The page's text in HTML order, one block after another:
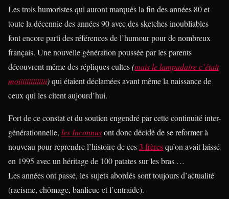
Les trois humoristes qui auront marqués la fin des années 80 et
toute la décennie des années 90 avec des sketches inoubliables
font encore parti des références de l’humour pour de nombreux
français. Une nouvelle génération poussée par les parents
découvrent même des répliques cultes(mais le lampadaire c’était
moiiiiiiiiiiiiii)qui étaient déclamées avant même la naissance de
ceux qui les citent aujourd’hui.
Fort de ce constat et du soutien engendré par cette continuité inter-
générationnelle, les Inconnusont donc décidé de se reformer à
nouveau pour reprendre l’histoire de ces 3 frèresqu’on avait laissé
en 1995 avec un héritage de 100 patates sur les bras …
Les années ont passé, les sujets abordés sont toujours d’actualité
(racisme, chômage, banlieue et l’entraide).